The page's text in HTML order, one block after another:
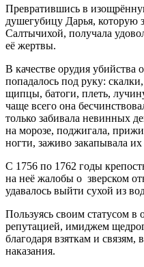
Превратившись в
душегубицу Дарья, которую
Салтычихой, получала
её жертвы.
В качестве орудия убийства
попадалось под руку:
щипцы, батоги, плеть,
чаще всего она
только забивала невинных
на морозе, поджигала,
ногти, заживо закапывала
С 1756 по 1762 годы
на неё жалобы о зверском
удавалось выйти сухой из
Пользуясь своим статусом в
репутацией, имиджем
благодаря взяткам и связям,
наказания.